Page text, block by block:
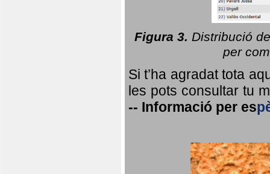
Figura 3. Distribució
per
Si t’ha agradat tota
les pots consultar tu
-- Informació per es